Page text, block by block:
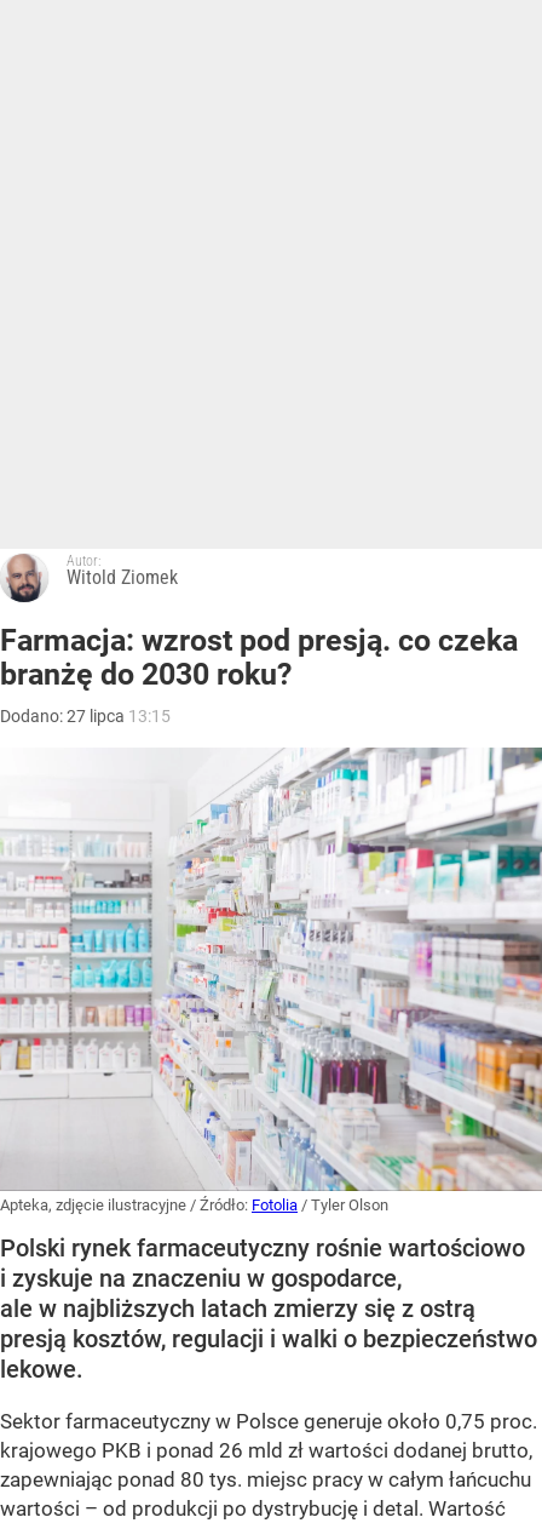
Autor:
Witold Ziomek
Farmacja: wzrost pod presją. co czeka
branżę do 2030 roku?
Dodano:27 lipca 13:15
Apteka, zdjęcie ilustracyjne / Źródło: Fotolia / Tyler Olson
Polski rynek farmaceutyczny rośnie wartościowo
i zyskuje na znaczeniu w gospodarce,
ale w najbliższych latach zmierzy się z ostrą
presją kosztów, regulacji i walki o bezpieczeństwo
lekowe.
Sektor farmaceutyczny w Polsce generuje około 0,75 proc.
krajowego PKB i ponad 26 mld zł wartości dodanej brutto,
zapewniając ponad 80 tys. miejsc pracy w całym łańcuchu
wartości – od produkcji po dystrybucję i detal. Wartość